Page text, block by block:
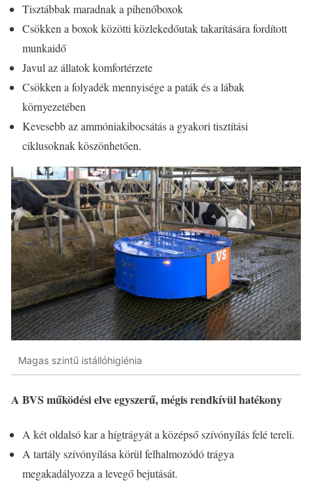
Tisztábbak maradnak a pihenőboxok
Csökken a boxok közötti közlekedőutak takarítására fordított
munkaidő
Javul az állatok komfortérzete
Csökken a folyadék mennyisége a paták és a lábak
környezetében
Kevesebb az ammóniakibocsátás a gyakori tisztítási
ciklusoknak köszönhetően.
Magas szintű istállóhigiénia
A BVS működési elve egyszerű, mégis rendkívül hatékony
A két oldalsó kar a hígtrágyát a középső szívónyílás felé tereli.
A tartály szívónyílása körül felhalmozódó trágya
megakadályozza a levegő bejutását.